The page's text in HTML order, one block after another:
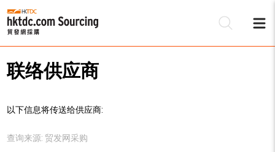
联络供应商
以下信息将传送给供应商:
查询来源: 贸发网采购